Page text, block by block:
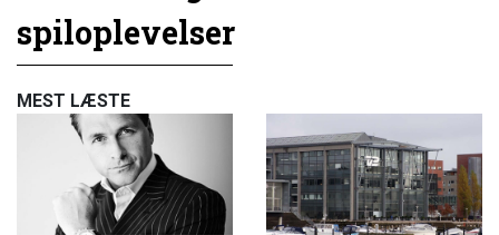
spiloplevelser
MEST LÆSTE